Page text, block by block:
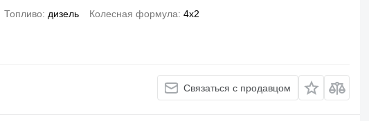
Топливо дизель Колесная формула 4x2
Связаться с продавцом